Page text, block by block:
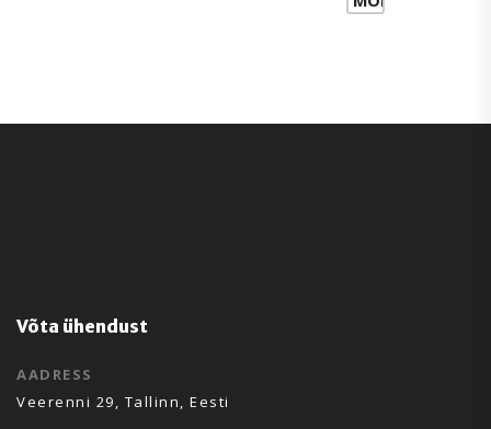
Võta ühendust
AADRESS
Veerenni 29, Tallinn, Eesti